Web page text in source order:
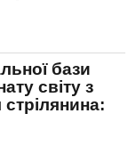
бази
світу з